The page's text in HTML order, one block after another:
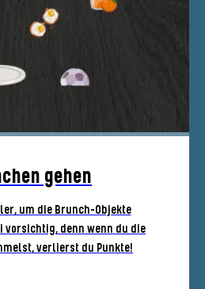
gehen
um die Brunch-Objekte
vorsichtig, denn wenn du die
verlierst du Punkte!